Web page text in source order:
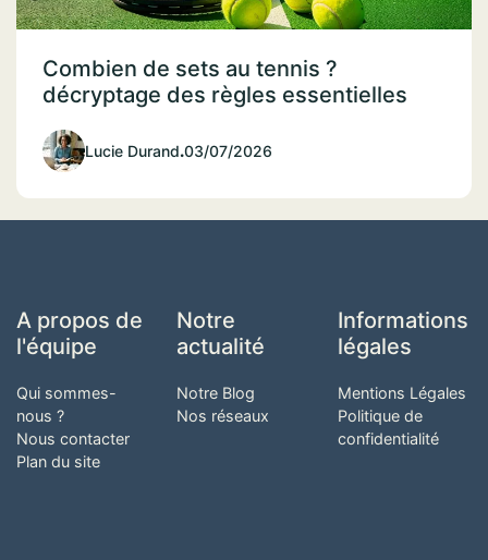
Combien de sets au tennis ?
décryptage des règles essentielles
Lucie Durand.03/07/2026
A propos de
l'équipe
Qui sommes-
nous ?
Nous contacter
Plan du site
Notre
actualité
Notre Blog
Nos réseaux
Informations
légales
Mentions Légales
Politique de
confidentialité